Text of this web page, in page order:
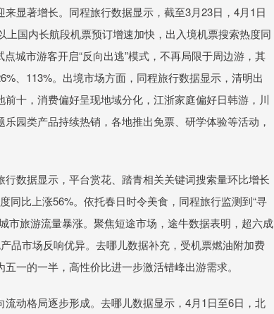
著增长。同程旅行数据显示，截至3月23日，4月1日
国内长航段机票预订增速加快，出入境机票搜索热度同
城市游客开启“反向出逃”模式，不再局限于周边游，其
、113%。出境市场方面，同程旅行数据显示，清明出
十，消费偏好呈现地域分化，江浙家庭偏好日韩游，川
园类产品持续热销，各地推出免票、研学体验等活动，
数据显示，平台赏花、踏青相关关键词搜索量环比增长
同比上涨56%。依托春日时令美食，同程旅行监测到“寻
市旅游流量暴涨。聚焦短途市场，途牛数据表明，超六成
品市场反响优异。去哪儿数据补充，受机票燃油附加费
一的一半，高性价比进一步激活错峰出游需求。
动格局逐步形成。去哪儿数据显示，4月1日至6日，北